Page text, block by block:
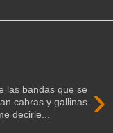
›
las bandas que se
cabras y gallinas
decirle...